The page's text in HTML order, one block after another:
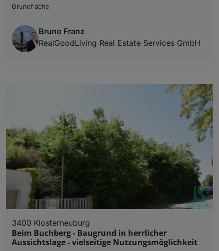
Grundfläche
Bruno Franz
RealGoodLiving Real Estate Services GmbH
3400 Klosterneuburg
Beim Buchberg - Baugrund in herrlicher
Aussichtslage - vielseitige Nutzungsmöglichkeit